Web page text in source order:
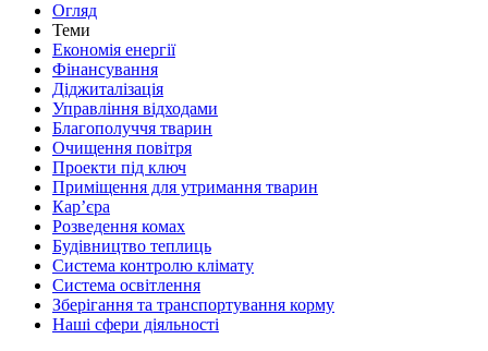
Огляд
Теми
Економія енергії
Фінансування
Діджиталізація
Управління відходами
Благополуччя тварин
Очищення повітря
Проекти під ключ
Приміщення для утримання тварин
Кар’єра
Розведення комах
Будівництво теплиць
Система контролю клімату
Система освітлення
Зберігання та транспортування корму
Наші сфери діяльності